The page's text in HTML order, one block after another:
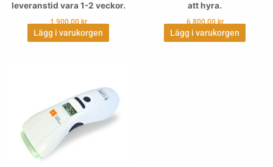
leveranstid vara 1-2 veckor.
1,900.00kr
Lägg i varukorgen
att hyra.
6,800.00kr
Lägg i varukorgen